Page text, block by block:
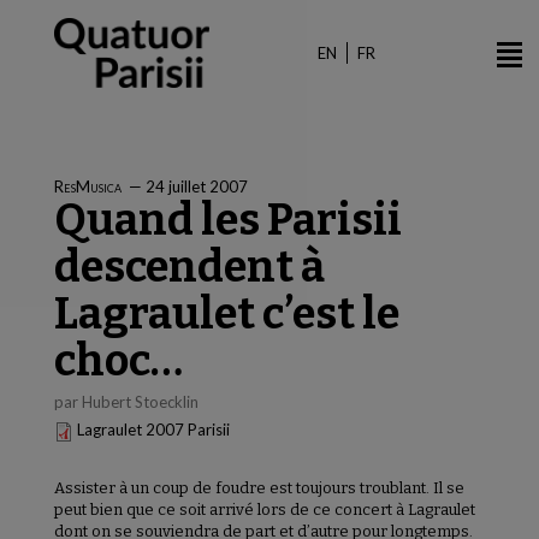
EN FR
ResMusica — 24 juillet 2007
Quand les Parisii
descendent à
Lagraulet c’est le
choc…
par Hubert Stoecklin
Lagraulet 2007 Parisii
Assister à un coup de foudre est toujours troublant. Il se
peut bien que ce soit arrivé lors de ce concert à Lagraulet
dont on se souviendra de part et d’autre pour longtemps.